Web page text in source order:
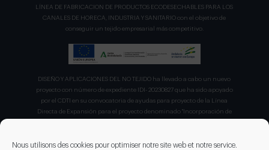
Nous utilisons des cookies pour optimiser notre site web et notre service.
LÍNEA DE FABRICACION DE PRODUCTOS ECODESECHABLES PARA LOS
CANALES DE HORECA, INDUSTRIA Y SANITARIO con el objetivo de
conseguir un tejido empresarial más competitivo.
DISEÑO Y APLICACIONES DEL NO TEJIDO ha llevado a cabo un nuevo
proyecto con número de expediente IDI- 20230827 que ha sido apoyado
por el CDTI en su convocatoria de ayudas para proyecto de la Línea
Directa de Expansión para el proyecto denominado "Incorporación de
recibiendo en concepto de ayuda parcialmente reembolsable un 75%